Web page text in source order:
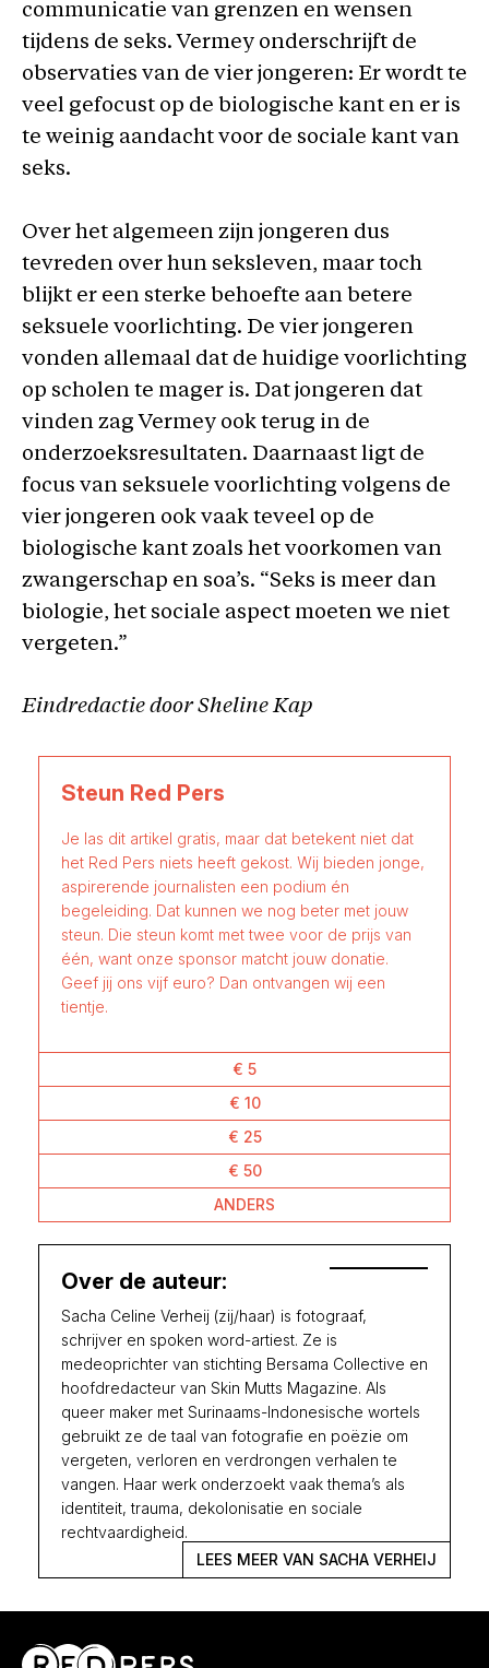
communicatie van grenzen en wensen
tijdens de seks. Vermey onderschrijft de
observaties van de vier jongeren: Er wordt te
veel gefocust op de biologische kant en er is
te weinig aandacht voor de sociale kant van
seks.
Over het algemeen zijn jongeren dus
tevreden over hun seksleven, maar toch
blijkt er een sterke behoefte aan betere
seksuele voorlichting. De vier jongeren
vonden allemaal dat de huidige voorlichting
op scholen te mager is. Dat jongeren dat
vinden zag Vermey ook terug in de
onderzoeksresultaten. Daarnaast ligt de
focus van seksuele voorlichting volgens de
vier jongeren ook vaak teveel op de
biologische kant zoals het voorkomen van
zwangerschap en soa’s. “Seks is meer dan
biologie, het sociale aspect moeten we niet
vergeten.”
Eindredactie door Sheline Kap
Steun Red Pers
Je las dit artikel gratis, maar dat betekent niet dat
het Red Pers niets heeft gekost. Wij bieden jonge,
aspirerende journalisten een podium én
begeleiding. Dat kunnen we nog beter met jouw
steun. Die steun komt met twee voor de prijs van
één, want onze sponsor matcht jouw donatie.
Geef jij ons vijf euro? Dan ontvangen wij een
tientje.
€ 5
€ 10
€ 25
€ 50
ANDERS
Over de auteur:
Sacha Celine Verheij (zij/haar) is fotograaf,
schrijver en spoken word-artiest. Ze is
medeoprichter van stichting Bersama Collective en
hoofdredacteur van Skin Mutts Magazine. Als
queer maker met Surinaams-Indonesische wortels
gebruikt ze de taal van fotografie en poëzie om
vergeten, verloren en verdrongen verhalen te
vangen. Haar werk onderzoekt vaak thema’s als
identiteit, trauma, dekolonisatie en sociale
rechtvaardigheid.
LEES MEER VAN SACHA VERHEIJ